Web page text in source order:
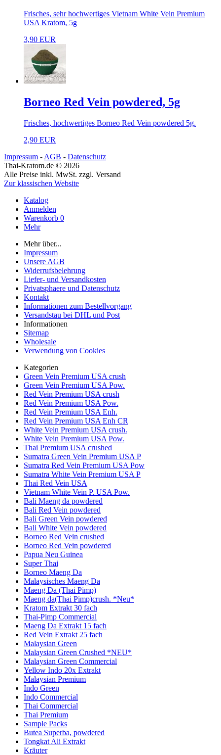
Frisches, sehr hochwertiges Vietnam White Vein Premium
USA Kratom, 5g
3,90 EUR
Borneo Red Vein powdered, 5g
Frisches, hochwertiges Borneo Red Vein powdered 5g.
2,90 EUR
Impressum - AGB - Datenschutz
Thai-Kratom.de © 2026
Alle Preise inkl. MwSt. zzgl. Versand
Zur klassischen Website
Katalog
Anmelden
Warenkorb 0
Mehr
Mehr über...
Impressum
Unsere AGB
Widerrufsbelehrung
Liefer- und Versandkosten
Privatsphaere und Datenschutz
Kontakt
Informationen zum Bestellvorgang
Versandstau bei DHL und Post
Informationen
Sitemap
Wholesale
Verwendung von Cookies
Kategorien
Green Vein Premium USA crush
Green Vein Premium USA Pow.
Red Vein Premium USA crush
Red Vein Premium USA Pow.
Red Vein Premium USA Enh.
Red Vein Premium USA Enh CR
White Vein Premium USA crush.
White Vein Premium USA Pow.
Thai Premium USA crushed
Sumatra Green Vein Premium USA P
Sumatra Red Vein Premium USA Pow
Sumatra White Vein Premium USA P
Thai Red Vein USA
Vietnam White Vein P. USA Pow.
Bali Maeng da powdered
Bali Red Vein powdered
Bali Green Vein powdered
Bali White Vein powdered
Borneo Red Vein crushed
Borneo Red Vein powdered
Papua Neu Guinea
Super Thai
Borneo Maeng Da
Malaysisches Maeng Da
Maeng Da (Thai Pimp)
Maeng da(Thai Pimp)crush. *Neu*
Kratom Extrakt 30 fach
Thai-Pimp Commercial
Maeng Da Extrakt 15 fach
Red Vein Extrakt 25 fach
Malaysian Green
Malaysian Green Crushed *NEU*
Malaysian Green Commercial
Yellow Indo 20x Extrakt
Malaysian Premium
Indo Green
Indo Commercial
Thai Commercial
Thai Premium
Sample Packs
Butea Superba, powdered
Tongkat Ali Extrakt
Kräuter